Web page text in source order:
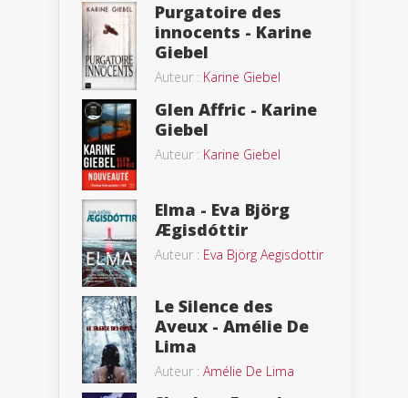
Purgatoire des
innocents - Karine
Giebel
Auteur : Karine Giebel
Glen Affric - Karine
Giebel
Auteur : Karine Giebel
Elma - Eva Björg
Ægisdóttir
Auteur : Eva Björg Aegisdottir
Le Silence des
Aveux - Amélie De
Lima
Auteur : Amélie De Lima